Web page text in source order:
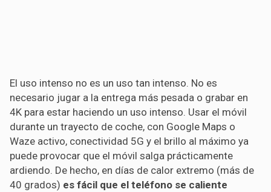
El uso intenso no es un uso tan intenso. No es
necesario jugar a la entrega más pesada o grabar en
4K para estar haciendo un uso intenso. Usar el móvil
durante un trayecto de coche, con Google Maps o
Waze activo, conectividad 5G y el brillo al máximo ya
puede provocar que el móvil salga prácticamente
ardiendo. De hecho, en días de calor extremo (más de
40 grados) es fácil que el teléfono se caliente